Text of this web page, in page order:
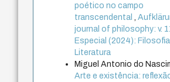
poético no campo
transcendental
,
journal of philosophy: v.
Especial (2024):
Literatura
Miguel Antonio do
Arte e existência: